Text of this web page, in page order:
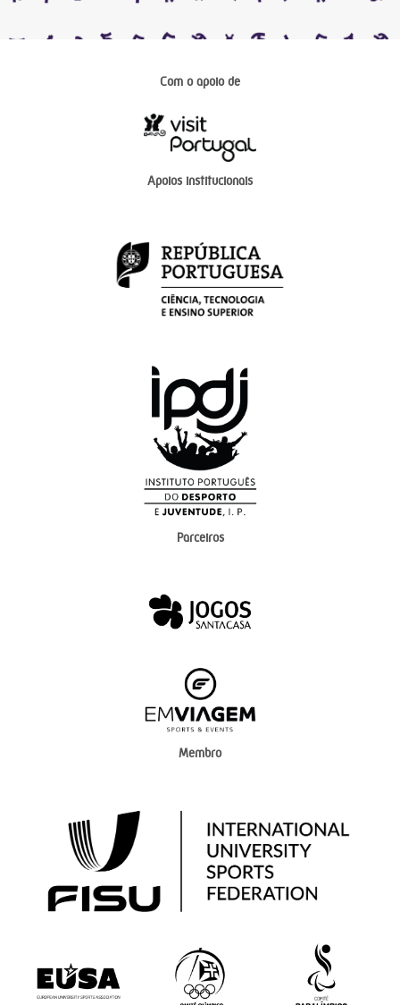
Com o apoio de
Apoios institucionais
Parceiros
Membro